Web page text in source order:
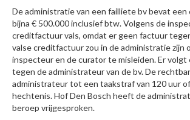
De administratie van een failliete bv bevat
bijna € 500.000 inclusief btw. Volgens de
creditfactuur vals, omdat er geen factuur
valse creditfactuur zou in de administratie zijn
inspecteur en de curator te misleiden. Er volgt
tegen de administrateur van de bv. De
administrateur tot een taakstraf van 120 uur
hechtenis. Hof Den Bosch heeft de
beroep vrijgesproken.